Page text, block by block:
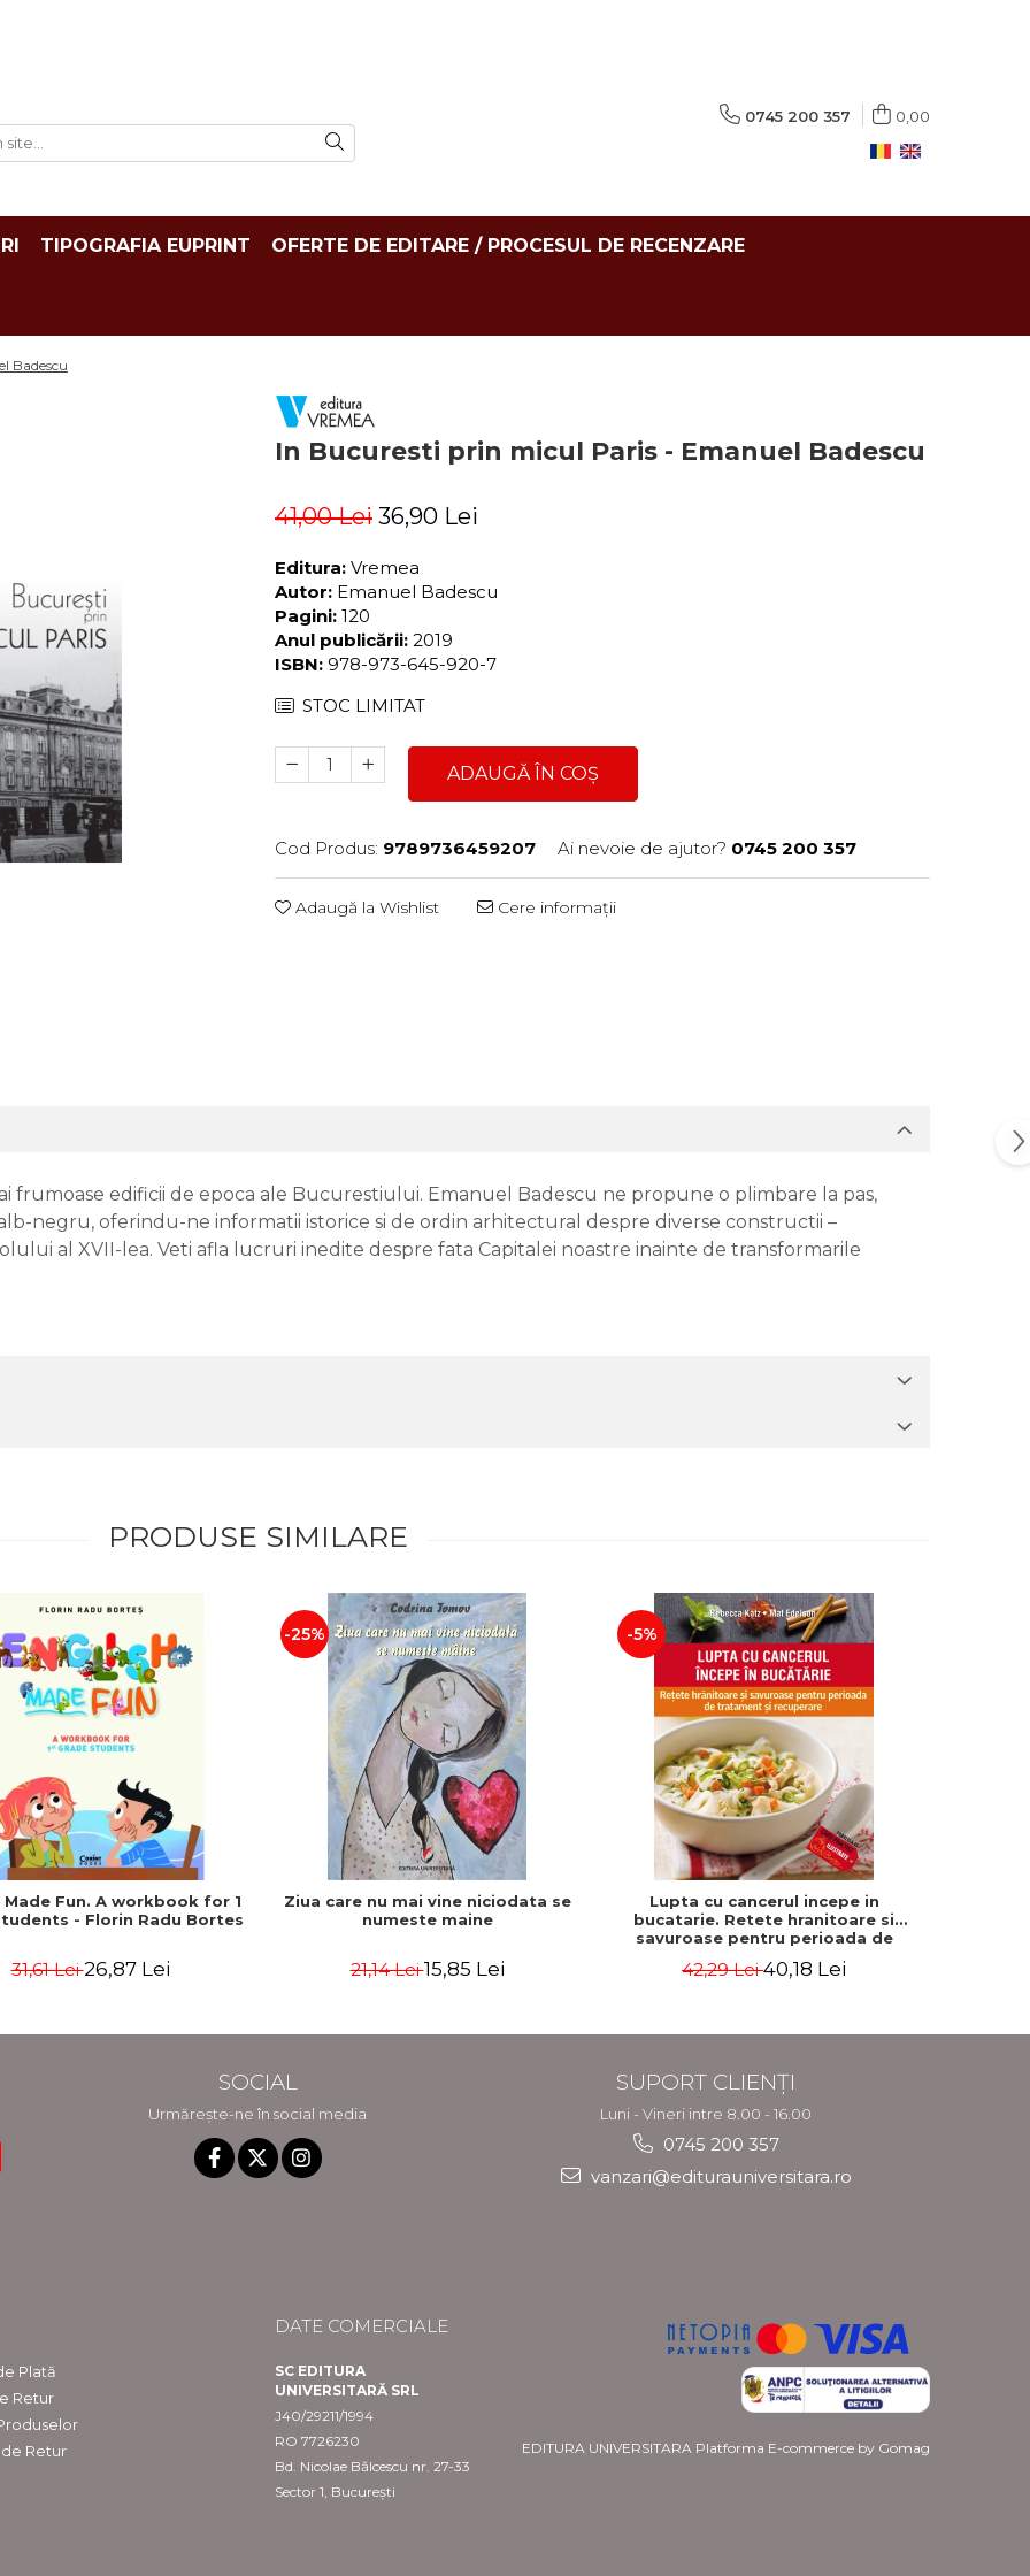
0745 200 357 0,00
TIPOGRAFIA EUPRINT OFERTE DE EDITARE / PROCESUL DE RECENZARE
Badescu
In Bucuresti prin micul Paris - Emanuel Badescu
41,00 Lei 36,90 Lei
Editura: Vremea
Autor: Emanuel Badescu
Pagini: 120
Anul publicării: 2019
ISBN: 978-973-645-920-7
STOC LIMITAT
ADAUGĂ ÎN COȘ
Cod Produs: 9789736459207 Ai nevoie de ajutor? 0745 200 357
Adaugă la Wishlist Cere informații
frumoase edificii de epoca ale Bucurestiului. Emanuel Badescu ne propune o plimbare la pas,
negru, oferindu-ne informatii istorice si de ordin arhitectural despre diverse constructii –
al XVII-lea. Veti afla lucruri inedite despre fata Capitalei noastre inainte de transformarile
PRODUSE SIMILARE
Made Fun. A workbook for 1
- Florin Radu Bortes
31,61 Lei26,87 Lei
-25%
Ziua care nu mai vine niciodata se
numeste maine
21,14 Lei15,85 Lei
-5%
Lupta cu cancerul incepe in
bucatarie. Retete hranitoare si
savuroase pentru perioada de
Katz, Mat Edelson
42,29 Lei40,18 Lei
SOCIAL
Urmărește-ne în social media
SUPORT CLIENȚI
Luni - Vineri intre 8.00 - 16.00
0745 200 357
vanzari@editurauniversitara.ro
Plată
Retur
Retur
DATE COMERCIALE
SC EDITURA
UNIVERSITARĂ SRL
J40/29211/1994
RO 7726230
Bd. Nicolae Bălcescu nr. 27-33
Sector 1, București
EDITURA UNIVERSITARA Platforma E-commerce by Gomag